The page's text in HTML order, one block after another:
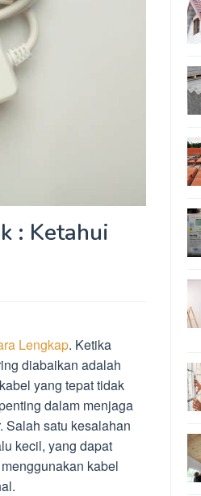
: Ketahui
Lengkap. Ketika
diabaikan adalah
yang tepat tidak
dalam menjaga
Salah satu kesalahan
kecil, yang dapat
kabel